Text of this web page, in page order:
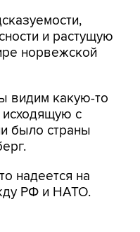
и растущую
норвежской
видим какую-то
исходящую с
было страны
надеется на
РФ и НАТО.